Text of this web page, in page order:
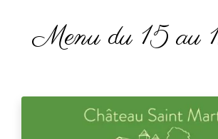
Menu du 15